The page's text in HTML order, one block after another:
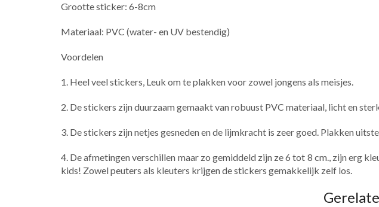
Grootte sticker: 6-8cm
Materiaal: PVC (water- en UV bestendig)
Voordelen
1. Heel veel stickers, Leuk om te plakken voor zowel jongens als meisjes.
2. De stickers zijn duurzaam gemaakt van robuust PVC materiaal, licht en
3. De stickers zijn netjes gesneden en de lijmkracht is zeer goed. Plakken
4. De afmetingen verschillen maar zo gemiddeld zijn ze 6 tot 8 cm., zijn erg
kids! Zowel peuters als kleuters krijgen de stickers gemakkelijk zelf los.